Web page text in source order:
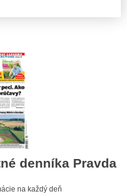
denníka Pravda
na každý deň